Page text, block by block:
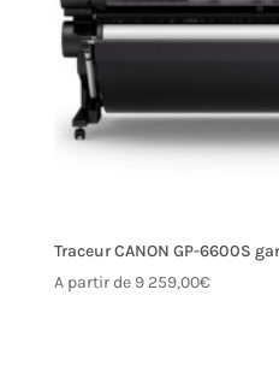
Traceur CANON GP-6600S
A partir de 9 259,00€